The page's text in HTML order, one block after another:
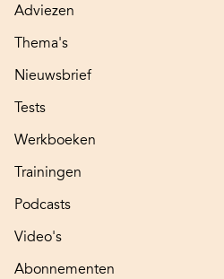
Adviezen
Thema's
Nieuwsbrief
Tests
Werkboeken
Trainingen
Podcasts
Video's
Abonnementen